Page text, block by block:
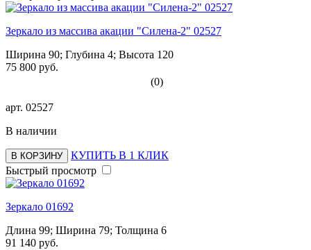
Зеркало из массива акации "Силена-2" 02527
Ширина 90; Глубина 4; Высота 120
75 800 руб.
(0)
арт. 02527
В наличии
В КОРЗИНУ
КУПИТЬ В 1 КЛИК
Быстрый просмотр
Зеркало 01692
Длина 99; Ширина 79; Толщина 6
91 140 руб.